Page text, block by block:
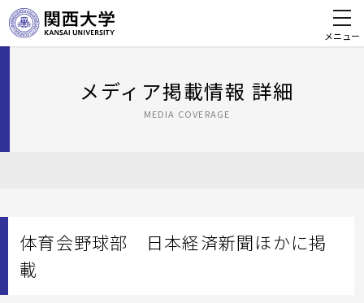
メニュー
メディア掲載情報 詳細
MEDIA COVERAGE
体育会野球部 日本経済新聞ほかに掲
載